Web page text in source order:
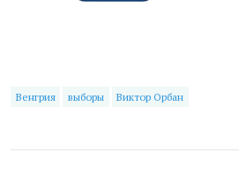
Венгрия выборы Виктор Орбан